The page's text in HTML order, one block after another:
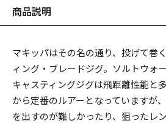
商品説明
マキッパはその名の通り、投げて巻
ィング・ブレードジグ。ソルトウォ
キャスティングジグは飛距離性能と
から定番のルアーとなっていますが
を出すのが難しかったり、狙ったレ